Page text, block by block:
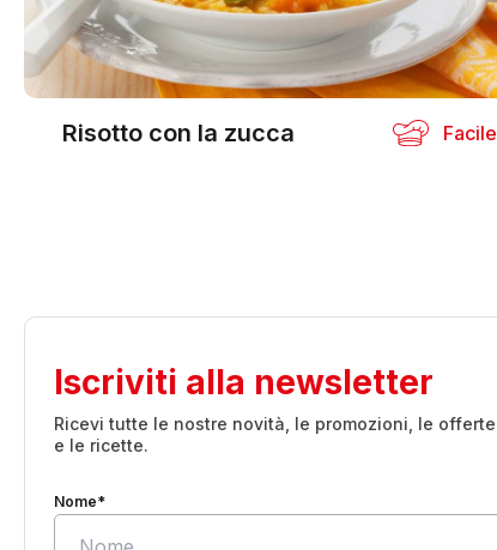
Risotto con la zucca Facile
Iscriviti alla newsletter
Ricevi tutte le nostre novità, le promozioni, le offerte
e le ricette.
Nome*